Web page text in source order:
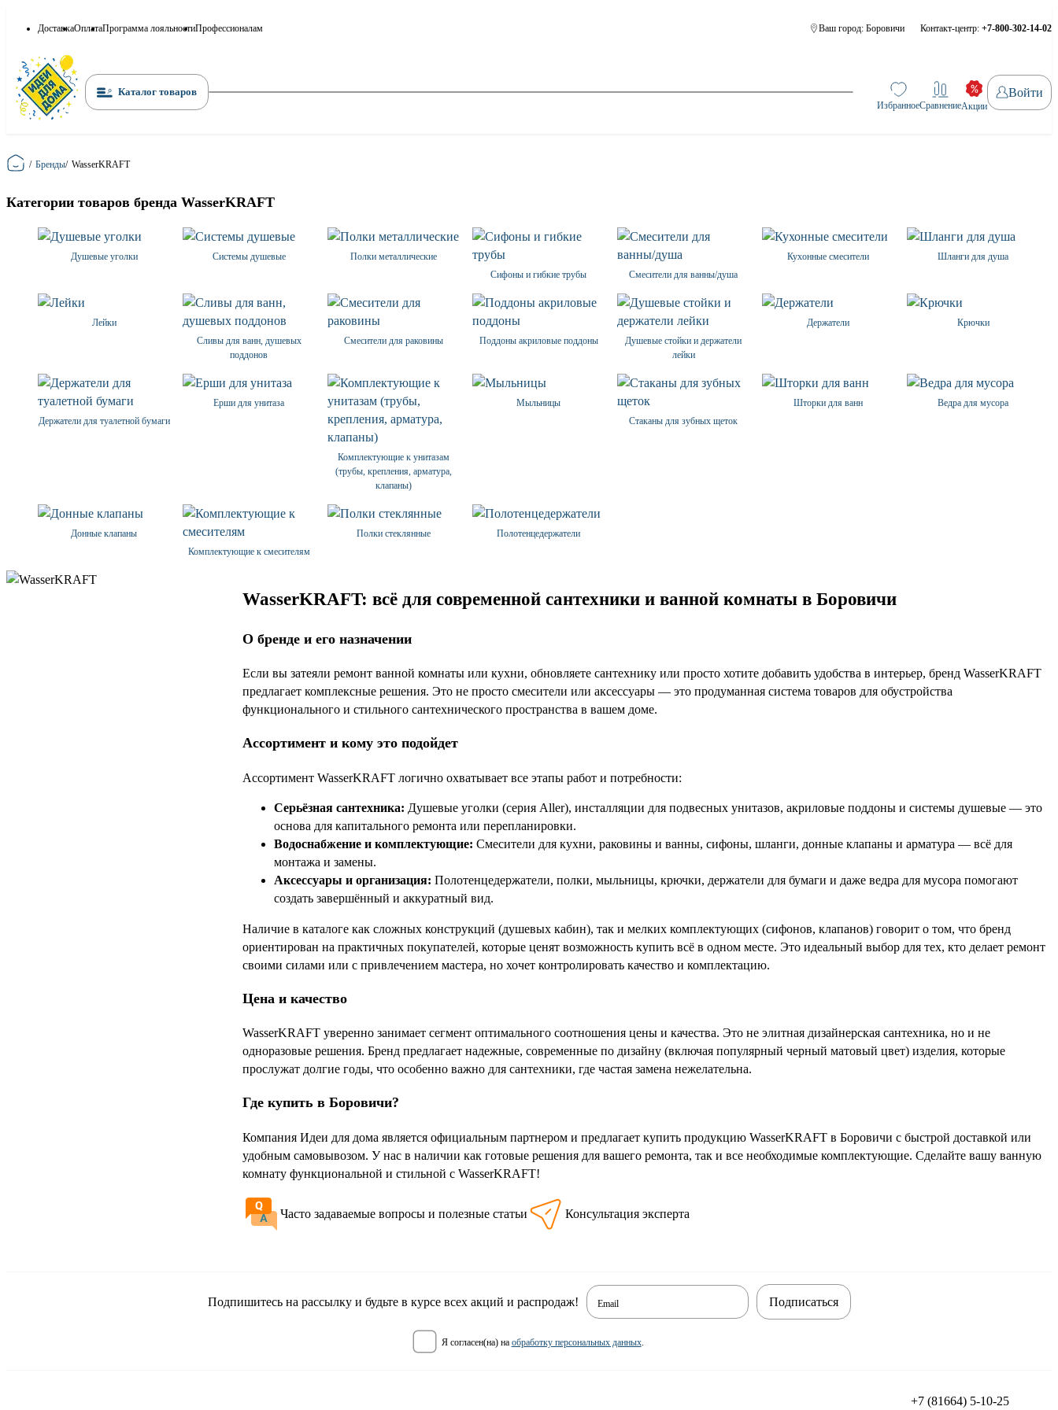
ДоставкаОплатаПрограмма лояльностиПрофессионалам Ваш город: Боровичи Контакт-центр: +7-800-302-14-02
Каталог товаров
ИзбранноеСравнениеАкции
Войти
Главная
/ Бренды/ WasserKRAFT
Категории товаров бренда WasserKRAFT
Душевые уголки Системы душевые
Полки металлические
Сифоны и гибкие трубы
Смесители для ванны/душа
Кухонные смесители Шланги для душа
Лейки
Сливы для ванн, душевых
поддонов
Смесители для раковины Поддоны акриловые поддоны
Душевые стойки и держатели
лейки
Держатели Крючки
Держатели для туалетной бумаги
Ерши для унитаза
Комплектующие к унитазам
(трубы, крепления, арматура,
клапаны)
Мыльницы
Стаканы для зубных щеток
Шторки для ванн Ведра для мусора
Донные клапаны
Комплектующие к смесителям
Полки стеклянные Полотенцедержатели
WasserKRAFT: всё для современной сантехники и ванной комнаты в Боровичи
О бренде и его назначении
Если вы затеяли ремонт ванной комнаты или кухни, обновляете сантехнику или просто хотите добавить удобства в интерьер, бренд WasserKRAFT
предлагает комплексные решения. Это не просто смесители или аксессуары — это продуманная система товаров для обустройства
функционального и стильного сантехнического пространства в вашем доме.
Ассортимент и кому это подойдет
Ассортимент WasserKRAFT логично охватывает все этапы работ и потребности:
Серьёзная сантехника: Душевые уголки (серия Aller), инсталляции для подвесных унитазов, акриловые поддоны и системы душевые — это
основа для капитального ремонта или перепланировки.
Водоснабжение и комплектующие: Смесители для кухни, раковины и ванны, сифоны, шланги, донные клапаны и арматура — всё для
монтажа и замены.
Аксессуары и организация: Полотенцедержатели, полки, мыльницы, крючки, держатели для бумаги и даже ведра для мусора помогают
создать завершённый и аккуратный вид.
Наличие в каталоге как сложных конструкций (душевых кабин), так и мелких комплектующих (сифонов, клапанов) говорит о том, что бренд
ориентирован на практичных покупателей, которые ценят возможность купить всё в одном месте. Это идеальный выбор для тех, кто делает ремонт
своими силами или с привлечением мастера, но хочет контролировать качество и комплектацию.
Цена и качество
WasserKRAFT уверенно занимает сегмент оптимального соотношения цены и качества. Это не элитная дизайнерская сантехника, но и не
одноразовые решения. Бренд предлагает надежные, современные по дизайну (включая популярный черный матовый цвет) изделия, которые
прослужат долгие годы, что особенно важно для сантехники, где частая замена нежелательна.
Где купить в Боровичи?
Компания Идеи для дома является официальным партнером и предлагает купить продукцию WasserKRAFT в Боровичи с быстрой доставкой или
удобным самовывозом. У нас в наличии как готовые решения для вашего ремонта, так и все необходимые комплектующие. Сделайте вашу ванную
комнату функциональной и стильной с WasserKRAFT!
Часто задаваемые вопросы и полезные статьи Консультация эксперта
Подпишитесь на рассылку и будьте в курсе всех акций и распродаж! Email
я согласен(на) на обработку персональных данных.
Подписаться
+7 (81664) 5-10-25